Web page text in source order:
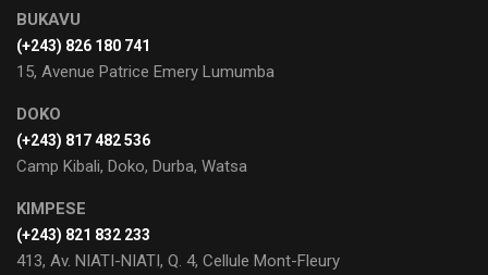
BUKAVU
(+243) 826 180 741
15, Avenue Patrice Emery Lumumba
DOKO
(+243) 817 482 536
Camp Kibali, Doko, Durba, Watsa
KIMPESE
(+243) 821 832 233
413, Av. NIATI-NIATI, Q. 4, Cellule Mont-Fleury